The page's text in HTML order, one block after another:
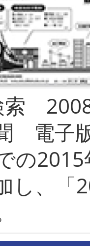
索
電子
の
し、「